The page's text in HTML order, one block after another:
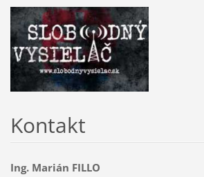
Kontakt
Ing. Marián FILLO